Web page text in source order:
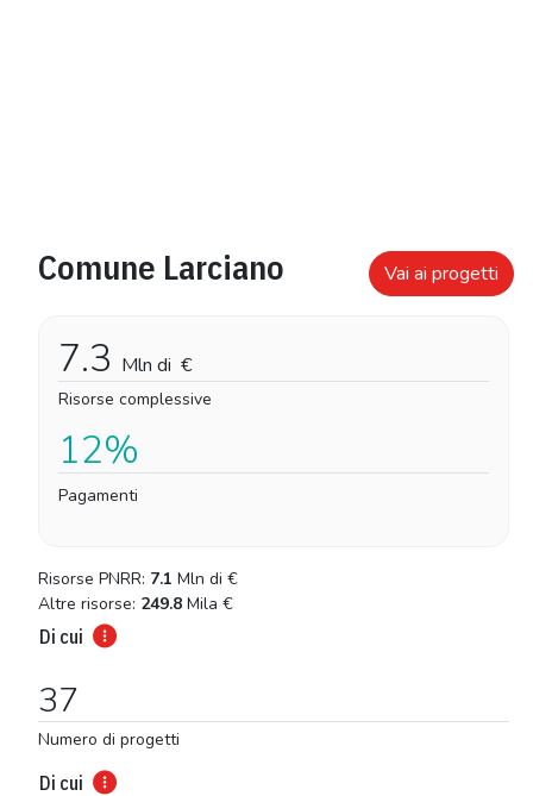
Comune Larciano Vai ai progetti
7.3 Mln di €
Risorse complessive
12%
Pagamenti
Risorse PNRR: 7.1 Mln di €
Altre risorse: 249.8 Mila €
Di cui
37
Numero di progetti
Di cui